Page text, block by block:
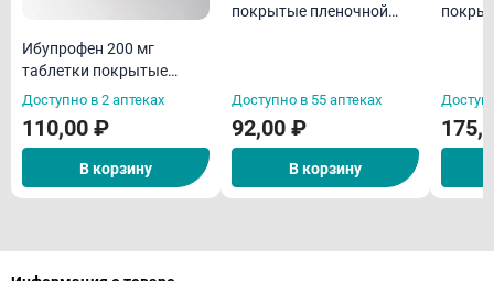
Ибупрофен 200 мг
таблетки покрытые
оболочкой N20
Доступно в 2 аптеках
110,00 ₽
В корзину
покрытые пленочной
Доступно в 55 аптеках
92,00 ₽
В корзину